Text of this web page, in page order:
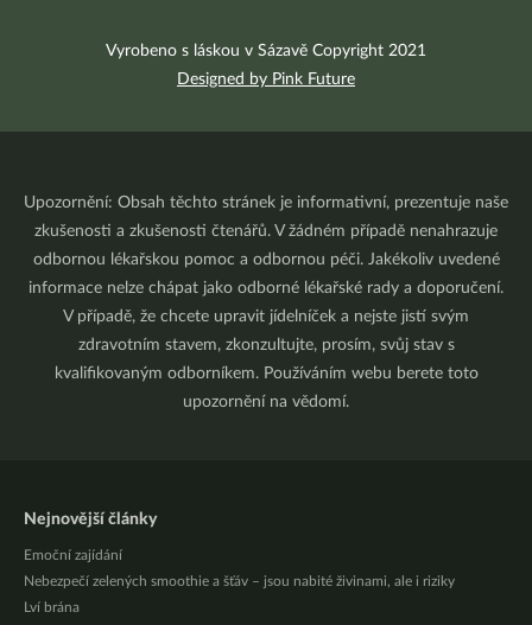
Vyrobeno s láskou v Sázavě Copyright 2021
Designed by Pink Future
Upozornění: Obsah těchto stránek je informativní, prezentuje naše
zkušenosti a zkušenosti čtenářů. V žádném případě nenahrazuje
odbornou lékařskou pomoc a odbornou péči. Jakékoliv uvedené
informace nelze chápat jako odborné lékařské rady a doporučení.
V případě, že chcete upravit jídelníček a nejste jistí svým
zdravotním stavem, zkonzultujte, prosím, svůj stav s
kvalifikovaným odborníkem. Používáním webu berete toto
upozornění na vědomí.
Nejnovější články
Emoční zajídání
Nebezpečí zelených smoothie a šťáv – jsou nabité živinami, ale i riziky
Lví brána